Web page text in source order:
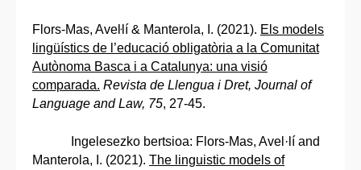
Flors-Mas, Aveŀlí & Manterola, I. (2021). Els models
lingüístics de l’educació obligatòria a la Comunitat
Autònoma Basca i a Catalunya: una visió
comparada. Revista de Llengua i Dret, Journal of
Language and Law, 75, 27-45.
Ingelesezko bertsioa: Flors-Mas, Avel·lí and
Manterola, I. (2021). The linguistic models of